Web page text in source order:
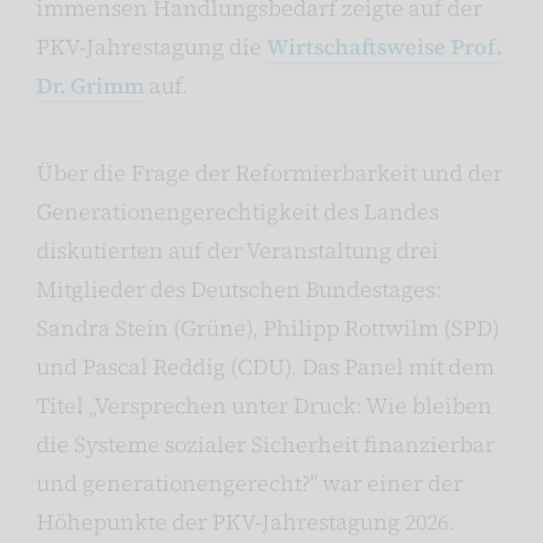
immensen Handlungsbedarf zeigte auf der
PKV-Jahrestagung die Wirtschaftsweise Prof.
Dr. Grimm auf.
Über die Frage der Reformierbarkeit und der
Generationengerechtigkeit des Landes
diskutierten auf der Veranstaltung drei
Mitglieder des Deutschen Bundestages:
Sandra Stein (Grüne), Philipp Rottwilm (SPD)
und Pascal Reddig (CDU). Das Panel mit dem
Titel „Versprechen unter Druck: Wie bleiben
die Systeme sozialer Sicherheit finanzierbar
und generationengerecht?" war einer der
Höhepunkte der PKV-Jahrestagung 2026.